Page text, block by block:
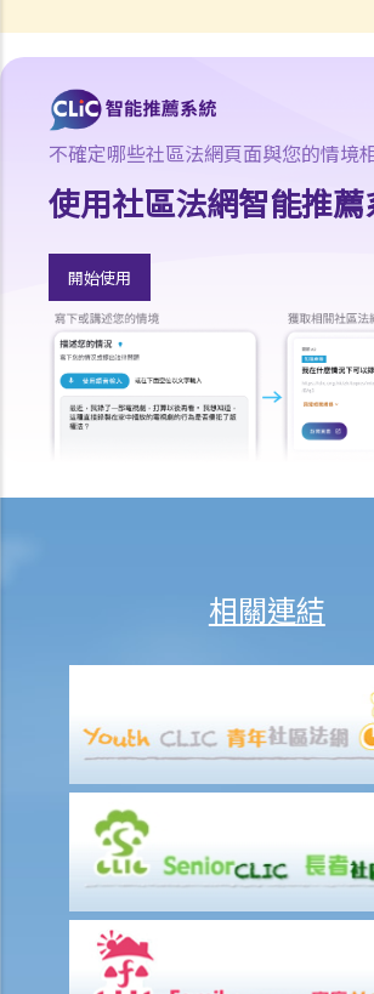
生什麼？
E. 離婚（子女事宜）
1. 管養權、照顧和管束權、探視權
A. 申請
2. 自從我與丈夫於兩年前分居後，女兒經已和他一
請離婚，我獲判女兒撫養權的可能性有多大？
3. 管養令可以更改嗎？
4. 如果沒有一方希望管養孩子怎麼辦？
5. 社會福利調查報告在評估兒童管養權方面有什麼
6. 如果一方不同意社會福利調查報告，他/她可以
2. 妻子拒絕見我，並且不讓我知道女兒身在何處，
3. 父親或母親可否在獲得撫養權後，帶同有關子女
4. 如果父母一方獲得子女的管養權，可以為子女做
5. 如果父母雙方都獲得子女的共同管養權，父母一
些決定？
6. 如果父母雙方都獲得子女的共同管養權，並就著
母可以怎麼做？
7. 被授予子女單獨管養權的父母在為子女做出決定
一方？
8. 管養父母是否可以私下將管養權轉讓給非管養父
9. 什麼是「留宿探視」和「監管探視」？
不確定哪些社區法網頁面與您的情境
使用社區法網智能推薦
開始使用
相關連結